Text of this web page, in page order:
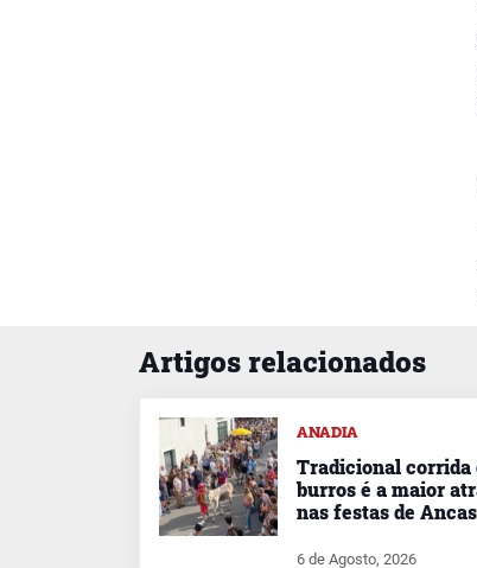
Artigos relacionados
ANADIA
Tradicional corrida
burros é a maior
nas festas de Ancas
6 de Agosto, 2026